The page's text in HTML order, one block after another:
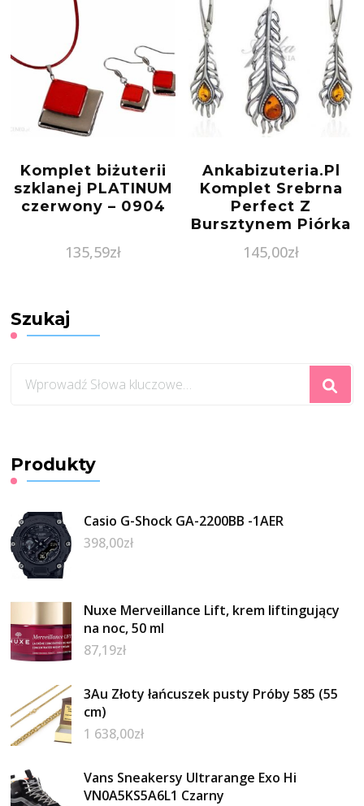
Komplet biżuterii
szklanej PLATINUM
czerwony – 0904
135,59zł
Ankabizuteria.Pl
Komplet Srebrna
Perfect Z
Bursztynem Piórka
145,00zł
Szukaj
czegoś?
Produkty
Casio G-Shock GA-2200BB -1AER
398,00zł
Nuxe Merveillance Lift, krem liftingujący
na noc, 50 ml
87,19zł
3Au Złoty łańcuszek pusty Próby 585 (55
cm)
1 638,00zł
Vans Sneakersy Ultrarange Exo Hi
VN0A5KS5A6L1 Czarny